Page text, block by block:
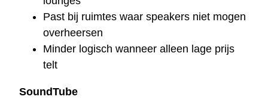
Past bij ruimtes waar speakers niet mogen
overheersen
Minder logisch wanneer alleen lage prijs
telt
SoundTube